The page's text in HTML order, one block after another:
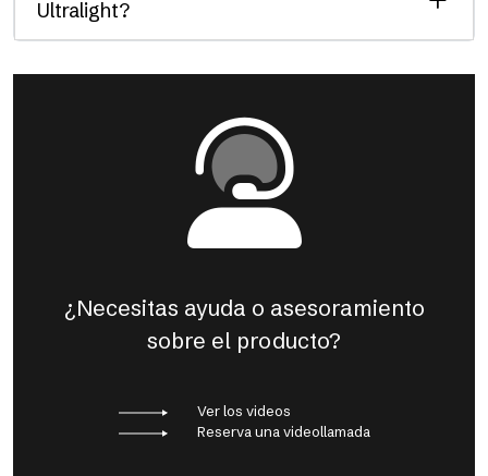
Ultralight?
¿Necesitas ayuda o asesoramiento
sobre el producto?
Ver los videos
Reserva una videollamada